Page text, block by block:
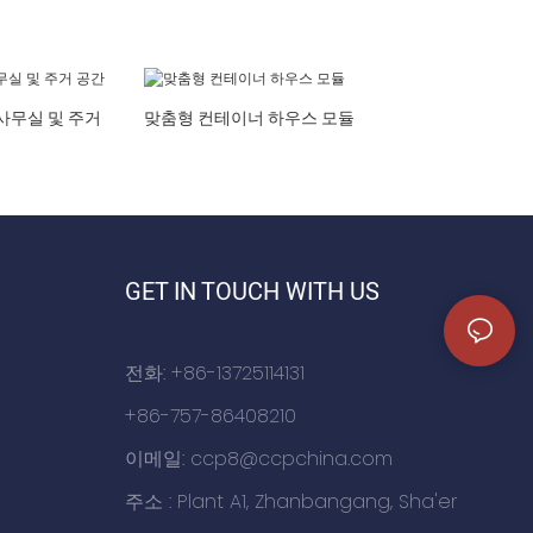
무실 및 주거 맞춤형 컨테이너 하우스 모듈
GET IN TOUCH WITH US
전화: +86-13725114131
+86-757-86408210
이메일: ccp8@ccpchina.com
주소 : Plant A1, Zhanbangang, Sha'er